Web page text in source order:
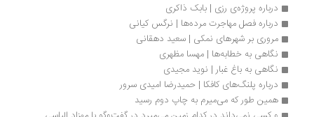
درباره پروژه‌ی رزی | بابک ذاکری
درباره فصل مهاجرت مرده‌‏ها | نرگس کیانی
مروری بر شهرهای نمکی | سعید دهقانی
نگاهی به خطابه‌ها | مهسا مظهری
نگاهی به باغ غبار | نوید مجیدی
درباره پلنگ‌های کافکا | حمیدرضا امیدی سرور
همین طور که می‌میرم به چاپ دوم رسید